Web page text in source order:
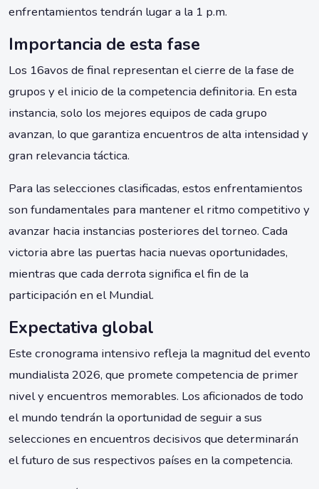
enfrentamientos tendrán lugar a la 1 p.m.
Importancia de esta fase
Los 16avos de final representan el cierre de la fase de
grupos y el inicio de la competencia definitoria. En esta
instancia, solo los mejores equipos de cada grupo
avanzan, lo que garantiza encuentros de alta intensidad y
gran relevancia táctica.
Para las selecciones clasificadas, estos enfrentamientos
son fundamentales para mantener el ritmo competitivo y
avanzar hacia instancias posteriores del torneo. Cada
victoria abre las puertas hacia nuevas oportunidades,
mientras que cada derrota significa el fin de la
participación en el Mundial.
Expectativa global
Este cronograma intensivo refleja la magnitud del evento
mundialista 2026, que promete competencia de primer
nivel y encuentros memorables. Los aficionados de todo
el mundo tendrán la oportunidad de seguir a sus
selecciones en encuentros decisivos que determinarán
el futuro de sus respectivos países en la competencia.